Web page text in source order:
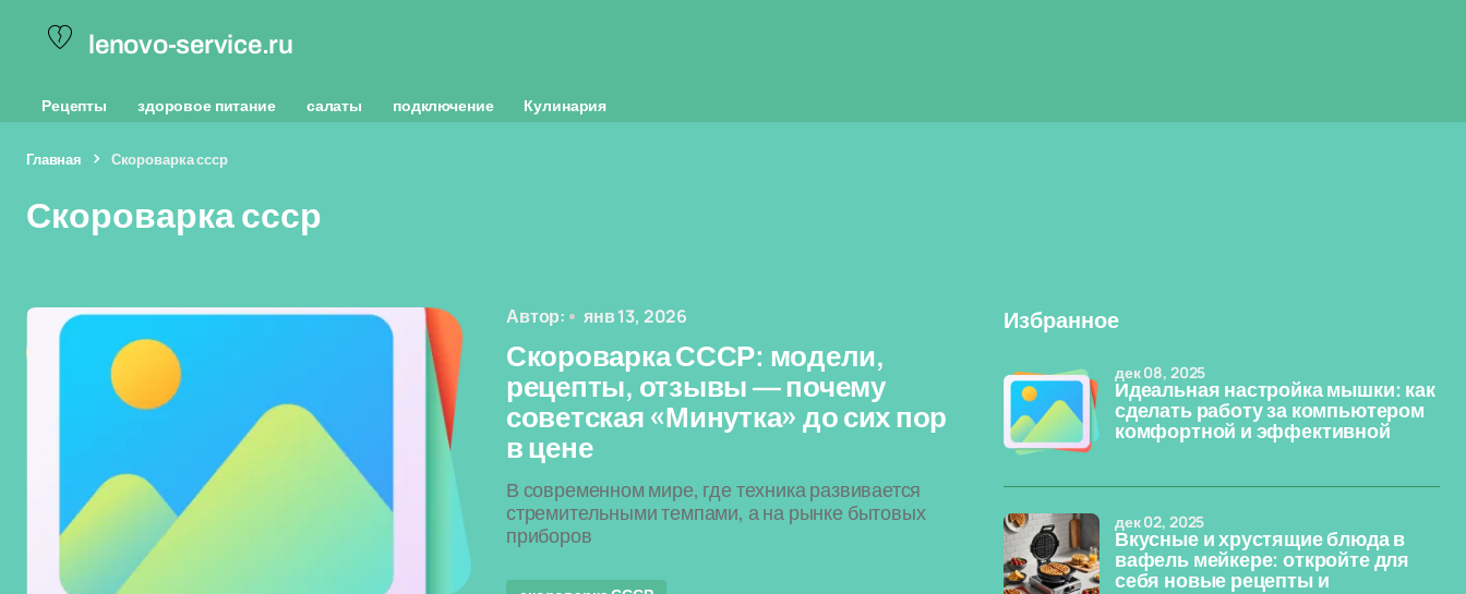
lenovo-service.ru
Рецепты здоровое питание салаты подключение Кулинария
Главная Скороварка ссср
Скороварка ссср
Автор: янв 13, 2026
Скороварка СССР: модели,
рецепты, отзывы — почему
советская «Минутка» до сих пор
в цене
В современном мире, где техника развивается
стремительными темпами, а на рынке бытовых
приборов
Избранное
Идеальная настройка мышки: как
сделать работу за компьютером
комфортной и эффективной
дек 08, 2025
Вкусные и хрустящие блюда в
вафель мейкере: откройте для
себя новые рецепты и
дек 02, 2025